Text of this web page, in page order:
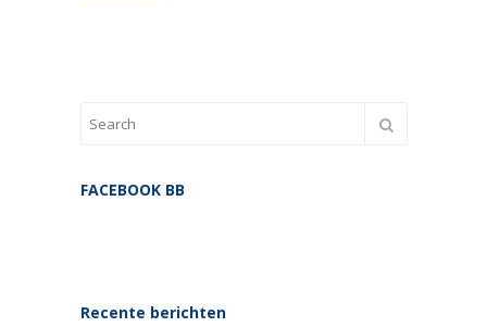
FACEBOOK BB
Recente berichten